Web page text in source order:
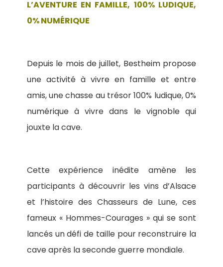
L’AVENTURE EN FAMILLE, 100% LUDIQUE,
0% NUMÉRIQUE
Depuis le mois de juillet, Bestheim propose
une activité à vivre en famille et entre
amis, une chasse au trésor 100% ludique, 0%
numérique à vivre dans le vignoble qui
jouxte la cave.
Cette expérience inédite amène les
participants à découvrir les vins d’Alsace
et l’histoire des Chasseurs de Lune, ces
fameux « Hommes-Courages » qui se sont
lancés un défi de taille pour reconstruire la
cave après la seconde guerre mondiale.